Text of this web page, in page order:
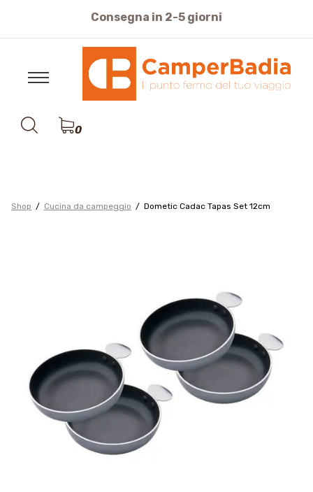
0
Shop Cucina da campeggio Dometic Cadac Tapas Set 12cm